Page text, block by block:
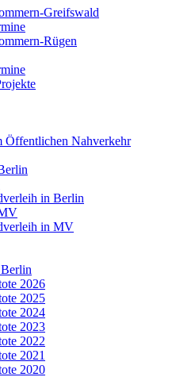
Greifswald
Rügen
Öffentlichen Nahverkehr
in Berlin
in MV
2026
2025
2024
2023
2022
2021
2020